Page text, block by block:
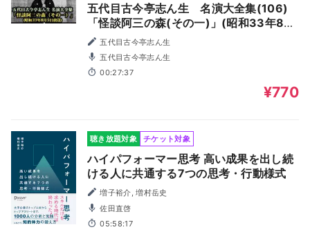
五代目古今亭志ん生 名演大全集(106)
「怪談阿三の森(その一)」(昭和33年8月
5日放送)
五代目古今亭志ん生
五代目古今亭志ん生
00:27:37
¥770
聴き放題対象 チケット対象
ハイパフォーマー思考 高い成果を出し続
ける人に共通する7つの思考・行動様式
増子裕介, 増村岳史
佐田直啓
05:58:17